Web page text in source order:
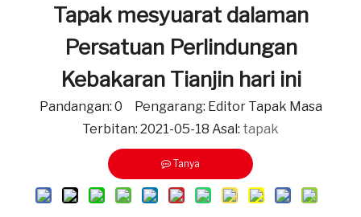
Tapak mesyuarat dalaman
Persatuan Perlindungan
Kebakaran Tianjin hari ini
Pandangan: 0 Pengarang: Editor Tapak Masa
Terbitan: 2021-05-18 Asal: tapak
Tanya